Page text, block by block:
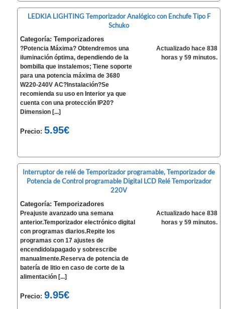
LEDKIA LIGHTING Temporizador Analógico con Enchufe Tipo F
Schuko
Categoría: Temporizadores
?Potencia Máxima? Obtendremos una
iluminación óptima, dependiendo de la
bombilla que instalemos; Tiene soporte
para una potencia máxima de 3680
W220-240V AC?Instalación?Se
recomienda su uso en Interior ya que
cuenta con una protección IP20?
Dimension [...]
Precio:5.95€
Actualizado hace 838
horas y 59 minutos.
Interruptor de relé de Temporizador programable, Temporizador de
Potencia de Control programable Digital LCD Relé Temporizador
220V
Categoría: Temporizadores
Preajuste avanzado una semana
anterior.Temporizador electrónico digital
con programas diarios.Repite los
programas con 17 ajustes de
encendido/apagado y sobrescribe
manualmente.Reserva de potencia de
batería de litio en caso de corte de la
alimentación [...]
Precio:9.95€
Actualizado hace 838
horas y 59 minutos.